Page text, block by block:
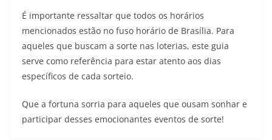
É importante ressaltar que todos os horários
mencionados estão no fuso horário de Brasília. Para
aqueles que buscam a sorte nas loterias, este guia
serve como referência para estar atento aos dias
específicos de cada sorteio.
Que a fortuna sorria para aqueles que ousam sonhar e
participar desses emocionantes eventos de sorte!